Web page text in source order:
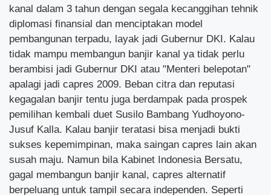
kanal dalam 3 tahun dengan segala kecanggihan tehnik
diplomasi finansial dan menciptakan model
pembangunan terpadu, layak jadi Gubernur DKI. Kalau
tidak mampu membangun banjir kanal ya tidak perlu
berambisi jadi Gubernur DKI atau "Menteri belepotan"
apalagi jadi capres 2009. Beban citra dan reputasi
kegagalan banjir tentu juga berdampak pada prospek
pemilihan kembali duet Susilo Bambang Yudhoyono-
Jusuf Kalla. Kalau banjir teratasi bisa menjadi bukti
sukses kepemimpinan, maka saingan capres lain akan
susah maju. Namun bila Kabinet Indonesia Bersatu,
gagal membangun banjir kanal, capres alternatif
berpeluang untuk tampil secara independen. Seperti